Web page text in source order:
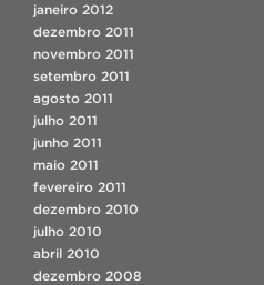
janeiro 2012
dezembro 2011
novembro 2011
setembro 2011
agosto 2011
julho 2011
junho 2011
maio 2011
fevereiro 2011
dezembro 2010
julho 2010
abril 2010
dezembro 2008